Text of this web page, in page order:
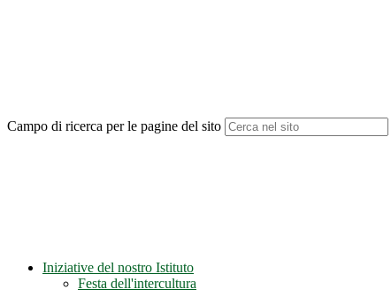
Campo di ricerca per le pagine del sito
Iniziative del nostro Istituto
Festa dell'intercultura